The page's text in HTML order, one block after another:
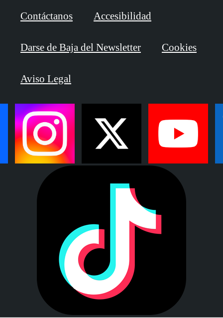
Contáctanos Accesibilidad
Darse de Baja del Newsletter Cookies
Aviso Legal